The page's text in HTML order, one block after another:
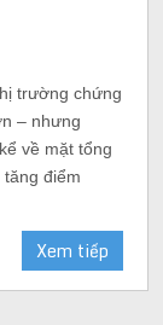
trường chứng
– nhưng
về mặt tổng
điểm
Xem tiếp